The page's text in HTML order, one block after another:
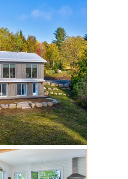
Flocked Flooring
De Forbo Flooring Systems Canada